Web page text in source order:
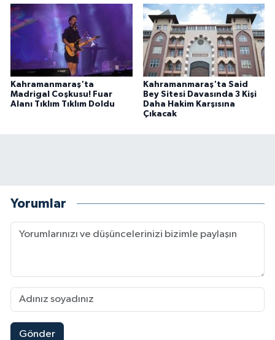
Kahramanmaraş'ta
Madrigal Coşkusu! Fuar
Alanı Tıklım Tıklım Doldu
Kahramanmaraş'ta Said
Bey Sitesi Davasında 3 Kişi
Daha Hakim Karşısına
Çıkacak
Yorumlar
Gönder
15:22 |Kahramanmaraş'ta Şüpheli Ölüm! Uzman